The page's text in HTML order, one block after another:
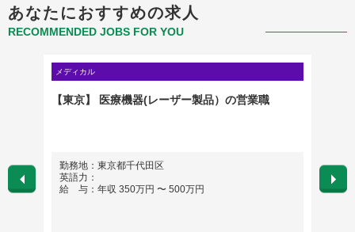
あなたにおすすめの求人
RECOMMENDED JOBS FOR YOU
メディカル
【東京】 医療機器(レーザー製品）の営業職
勤務地：東京都千代田区
英語力：
給 与：年収 350万円 〜 500万円
勤務
英語